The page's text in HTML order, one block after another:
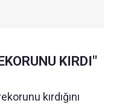
KIRDI"
kırdığını